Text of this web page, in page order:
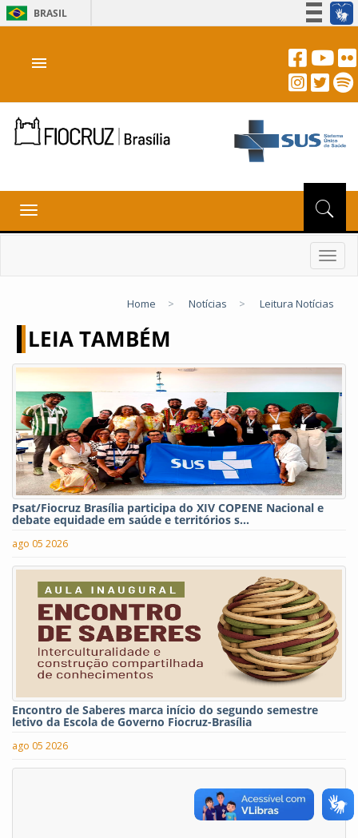
BRASIL
Acesso à informação
Canais
menu
Toggle
navigation
Home > Notícias > Leitura Notícias
LEIA TAMBÉM
Psat/Fiocruz Brasília participa do XIV COPENE Nacional e
debate equidade em saúde e territórios s...
ago 05 2026
Encontro de Saberes marca início do segundo semestre
letivo da Escola de Governo Fiocruz-Brasília
ago 05 2026